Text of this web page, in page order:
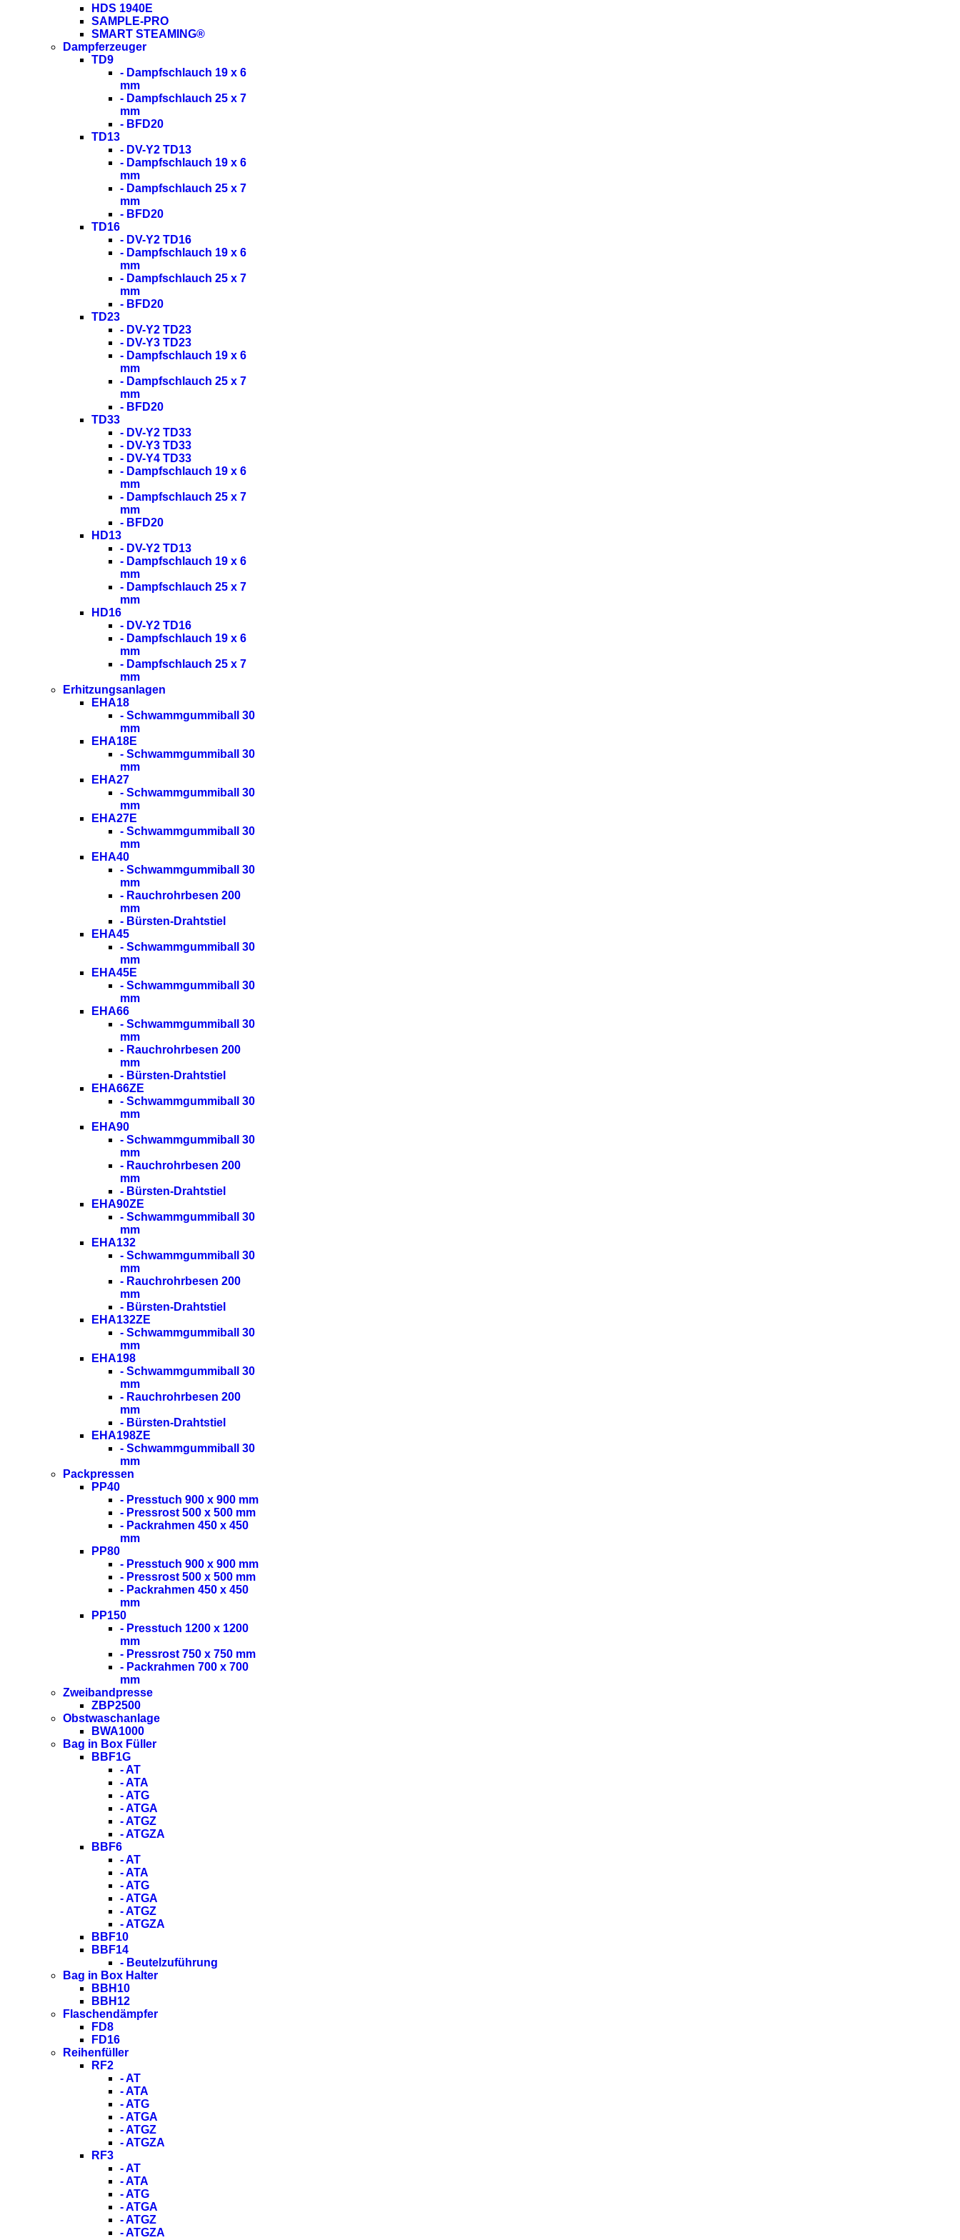
HDS 1940E
SAMPLE-PRO
SMART STEAMING®
Dampferzeuger
TD9
- Dampfschlauch 19 x 6
mm
- Dampfschlauch 25 x 7
mm
- BFD20
TD13
- DV-Y2 TD13
- Dampfschlauch 19 x 6
mm
- Dampfschlauch 25 x 7
mm
- BFD20
TD16
- DV-Y2 TD16
- Dampfschlauch 19 x 6
mm
- Dampfschlauch 25 x 7
mm
- BFD20
TD23
- DV-Y2 TD23
- DV-Y3 TD23
- Dampfschlauch 19 x 6
mm
- Dampfschlauch 25 x 7
mm
- BFD20
TD33
- DV-Y2 TD33
- DV-Y3 TD33
- DV-Y4 TD33
- Dampfschlauch 19 x 6
mm
- Dampfschlauch 25 x 7
mm
- BFD20
HD13
- DV-Y2 TD13
- Dampfschlauch 19 x 6
mm
- Dampfschlauch 25 x 7
mm
HD16
- DV-Y2 TD16
- Dampfschlauch 19 x 6
mm
- Dampfschlauch 25 x 7
mm
Erhitzungsanlagen
EHA18
- Schwammgummiball 30
mm
EHA18E
- Schwammgummiball 30
mm
EHA27
- Schwammgummiball 30
mm
EHA27E
- Schwammgummiball 30
mm
EHA40
- Schwammgummiball 30
mm
- Rauchrohrbesen 200
mm
- Bürsten-Drahtstiel
EHA45
- Schwammgummiball 30
mm
EHA45E
- Schwammgummiball 30
mm
EHA66
- Schwammgummiball 30
mm
- Rauchrohrbesen 200
mm
- Bürsten-Drahtstiel
EHA66ZE
- Schwammgummiball 30
mm
EHA90
- Schwammgummiball 30
mm
- Rauchrohrbesen 200
mm
- Bürsten-Drahtstiel
EHA90ZE
- Schwammgummiball 30
mm
EHA132
- Schwammgummiball 30
mm
- Rauchrohrbesen 200
mm
- Bürsten-Drahtstiel
EHA132ZE
- Schwammgummiball 30
mm
EHA198
- Schwammgummiball 30
mm
- Rauchrohrbesen 200
mm
- Bürsten-Drahtstiel
EHA198ZE
- Schwammgummiball 30
mm
Packpressen
PP40
- Presstuch 900 x 900 mm
- Pressrost 500 x 500 mm
- Packrahmen 450 x 450
mm
PP80
- Presstuch 900 x 900 mm
- Pressrost 500 x 500 mm
- Packrahmen 450 x 450
mm
PP150
- Presstuch 1200 x 1200
mm
- Pressrost 750 x 750 mm
- Packrahmen 700 x 700
mm
Zweibandpresse
ZBP2500
Obstwaschanlage
BWA1000
Bag in Box Füller
BBF1G
- AT
- ATA
- ATG
- ATGA
- ATGZ
- ATGZA
BBF6
- AT
- ATA
- ATG
- ATGA
- ATGZ
- ATGZA
BBF10
BBF14
- Beutelzuführung
Bag in Box Halter
BBH10
BBH12
Flaschendämpfer
FD8
FD16
Reihenfüller
RF2
- AT
- ATA
- ATG
- ATGA
- ATGZ
- ATGZA
RF3
- AT
- ATA
- ATG
- ATGA
- ATGZ
- ATGZA